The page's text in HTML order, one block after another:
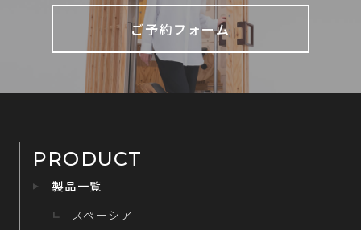
ご予約フォーム
PRODUCT
製品一覧
スペーシア